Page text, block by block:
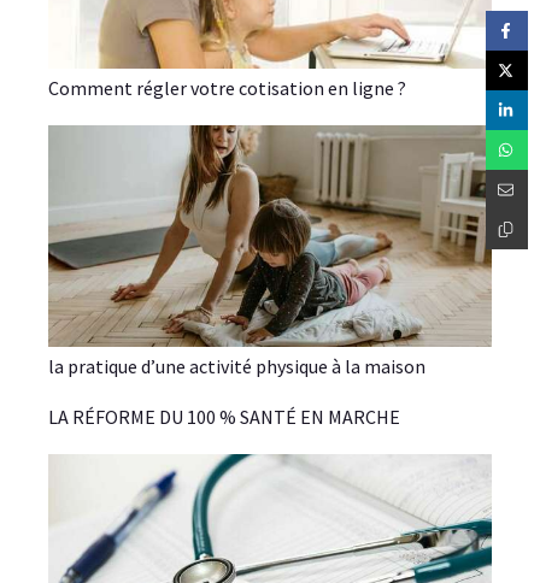
Comment régler votre cotisation en ligne ?
la pratique d’une activité physique à la maison
LA RÉFORME DU 100 % SANTÉ EN MARCHE